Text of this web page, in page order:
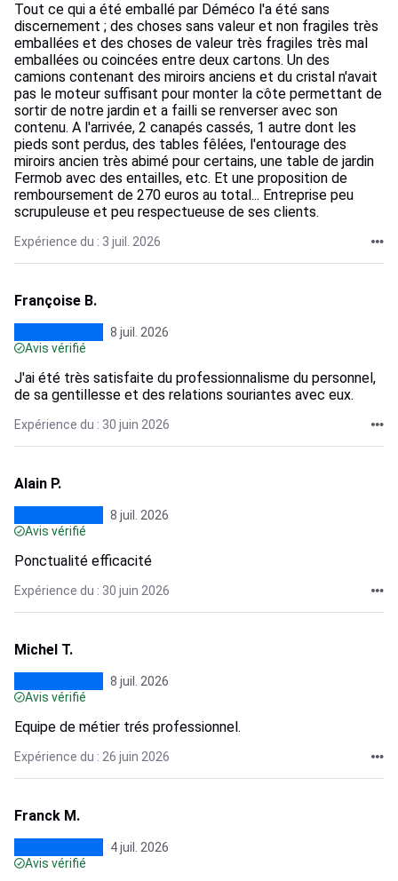
Tout ce qui a été emballé par Déméco l'a été sans
discernement ; des choses sans valeur et non fragiles très
emballées et des choses de valeur très fragiles très mal
emballées ou coincées entre deux cartons. Un des
camions contenant des miroirs anciens et du cristal n'avait
pas le moteur suffisant pour monter la côte permettant de
sortir de notre jardin et a failli se renverser avec son
contenu. A l'arrivée, 2 canapés cassés, 1 autre dont les
pieds sont perdus, des tables fêlées, l'entourage des
miroirs ancien très abimé pour certains, une table de jardin
Fermob avec des entailles, etc. Et une proposition de
remboursement de 270 euros au total... Entreprise peu
scrupuleuse et peu respectueuse de ses clients.
Expérience du : 3 juil. 2026
Françoise B.
8 juil. 2026
Avis vérifié
J'ai été très satisfaite du professionnalisme du personnel,
de sa gentillesse et des relations souriantes avec eux.
Expérience du : 30 juin 2026
Alain P.
8 juil. 2026
Avis vérifié
Ponctualité efficacité
Expérience du : 30 juin 2026
Michel T.
8 juil. 2026
Avis vérifié
Equipe de métier trés professionnel.
Expérience du : 26 juin 2026
Franck M.
4 juil. 2026
Avis vérifié